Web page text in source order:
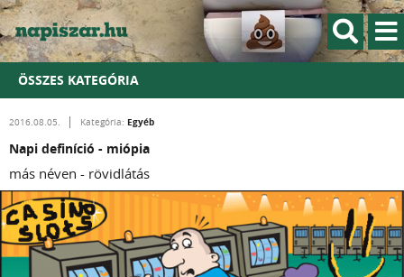
ÖSSZES KATEGÓRIA
2016.08.05. Kategória: Egyéb
Napi definíció - miópia
más néven - rövidlátás